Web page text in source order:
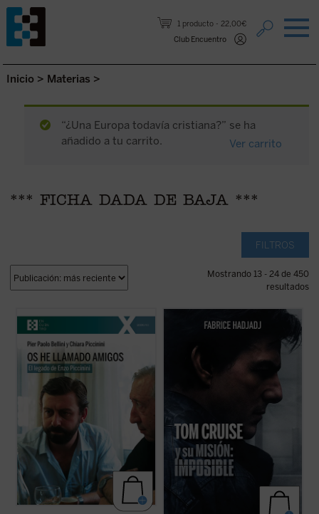
1 producto
22,00€
Club Encuentro
Saltar al contenido.
Inicio > Materias >
“¿Una Europa todavía cristiana?” se ha
añadido a tu carrito.
Ver carrito
*** FICHA DADA DE BAJA ***
FILTROS
Mostrando 13 - 24 de 450
resultados
¿Quién era Enzo Piccinini, el cirujano que
murió trágicamente en un accidente de
Giussani e incansable impulsor de
numerosas iniciativas religiosas, sociales y
culturales en su región de Emilia Romaña y
(ver ficha)
cine. Cuando un actor se convierte en
inevitablemente refleja algo de su época.
Por eso, al hablar de Tom, hablamos
filosofía, teología y ...
(ver ficha)